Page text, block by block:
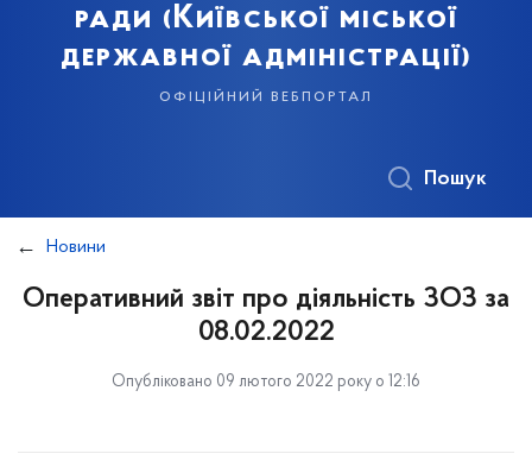
ради (Київської міської
державної адміністрації)
офіційний вебпортал
Пошук
Новини
Оперативний звіт про діяльність ЗОЗ за
08.02.2022
Опубліковано 09 лютого 2022 року о 12:16